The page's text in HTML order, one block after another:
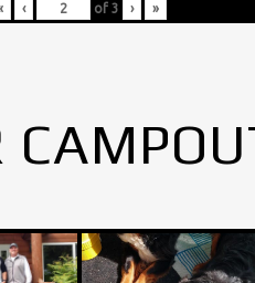
‹ of 3 › »